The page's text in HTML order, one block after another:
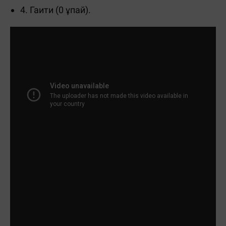
4. Гаити (0 ұпай).